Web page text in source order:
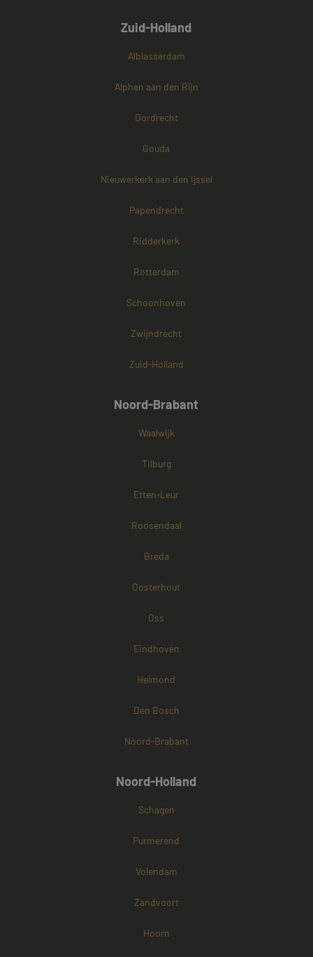
Zuid-Holland
Alblasserdam
Alphen aan den Rijn
Dordrecht
Gouda
Nieuwerkerk aan den Ijssel
Papendrecht
Ridderkerk
Rotterdam
Schoonhoven
Zwijndrecht
Zuid-Holland
Noord-Brabant
Waalwijk
Tilburg
Etten-Leur
Roosendaal
Breda
Oosterhout
Oss
Eindhoven
Helmond
Den Bosch
Noord-Brabant
Noord-Holland
Schagen
Purmerend
Volendam
Zandvoort
Hoorn